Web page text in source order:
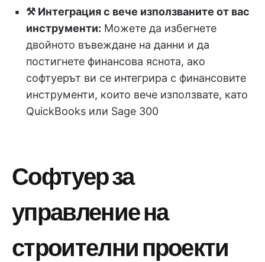
⚒️ Интеграция с вече използваните от вас
инструменти: Можете да избегнете
двойното въвеждане на данни и да
постигнете финансова яснота, ако
софтуерът ви се интегрира с финансовите
инструменти, които вече използвате, като
QuickBooks или Sage 300
Софтуер за
управление на
строителни проекти